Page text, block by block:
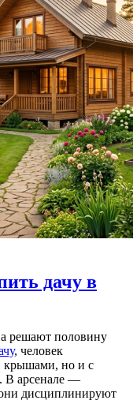
дачу в
решают половину
, человек
крышами, но и с
В арсенале —
дисциплинируют